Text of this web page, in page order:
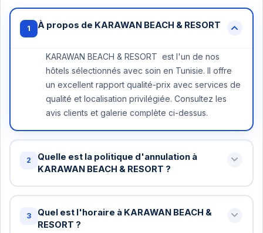
1 À propos de KARAWAN BEACH & RESORT
KARAWAN BEACH & RESORT est l'un de nos
hôtels sélectionnés avec soin en Tunisie. Il offre
un excellent rapport qualité-prix avec services de
qualité et localisation privilégiée. Consultez les
avis clients et galerie complète ci-dessus.
2
Quelle est la politique d'annulation à
KARAWAN BEACH & RESORT ?
Annulation gratuite jusqu'à 48 heures avant votre
arrivée à KARAWAN BEACH & RESORT . Au-delà,
une nuit peut être facturée. Certains tarifs
3
Quel est l'horaire à KARAWAN BEACH &
RESORT ?